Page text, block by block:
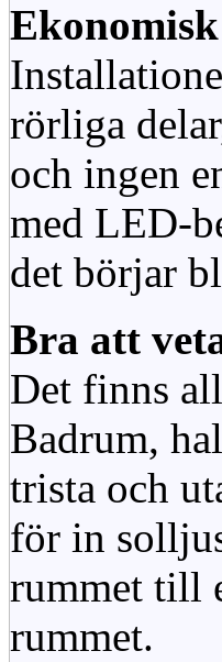
Ekonomisk
rörliga
och ingen
med LED-
det börjar
Bra att
Det finns
Badrum,
trista och
för in
rummet till
rummet.